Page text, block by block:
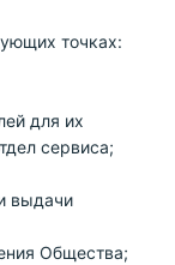
точках:
для их
сервиса;
выдачи
Общества;